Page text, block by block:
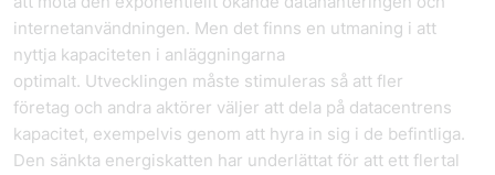
internetanvändningen. Men det finns en utmaning i att
nyttja kapaciteten i anläggningarna
optimalt. Utvecklingen måste stimuleras så att fler
företag och andra aktörer väljer att dela på datacentrens
kapacitet, exempelvis genom att hyra in sig i de befintliga.
Den sänkta energiskatten har underlättat för att ett flertal